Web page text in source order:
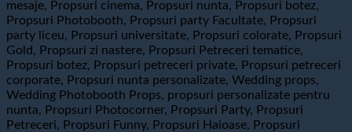
mesaje, Propsuri cinema, Propsuri nunta, Propsuri botez,
Propsuri Photobooth, Propsuri party Facultate, Propsuri
party liceu, Propsuri universitate, Propsuri colorate, Propsuri
Gold, Propsuri zi nastere, Propsuri Petreceri tematice,
Propsuri botez, Propsuri petreceri private, Propsuri petreceri
corporate, Propsuri nunta personalizate, Wedding props,
Wedding Photobooth Props, propsuri personalizate pentru
nunta, Propsuri Photocorner, Propsuri Party, Propsuri
Petreceri, Propsuri Funny, Propsuri Haioase, Propsuri